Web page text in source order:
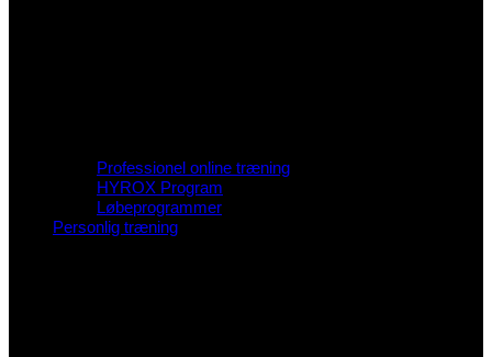
Professionel online træning
HYROX Program
Løbeprogrammer
Personlig træning